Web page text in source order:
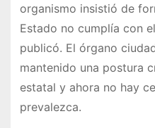
organismo insistió de
Estado no cumplía con
publicó. El órgano
mantenido una postura
estatal y ahora no hay
prevalezca.